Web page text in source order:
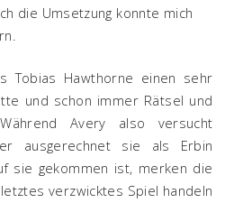
die Umsetzung konnte mich
Tobias Hawthorne einen sehr
und schon immer Rätsel und
Avery also versucht
ausgerechnet sie als Erbin
sie gekommen ist, merken die
verzwicktes Spiel handeln